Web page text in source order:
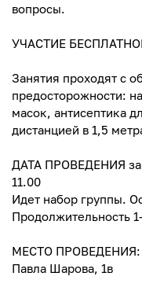
вопросы.
УЧАСТИЕ
Занятия проходят с
предосторожности:
масок, антисептика
дистанцией в 1,5
ДАТА ПРОВЕДЕНИЯ
11.00
Идет набор группы.
Продолжительность
МЕСТО ПРОВЕДЕНИЯ:
Павла Шарова, 1в